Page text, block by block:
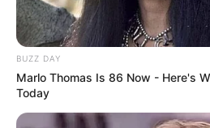
BUZZ DAY
Marlo Thomas Is 86 Now - Here's
Today